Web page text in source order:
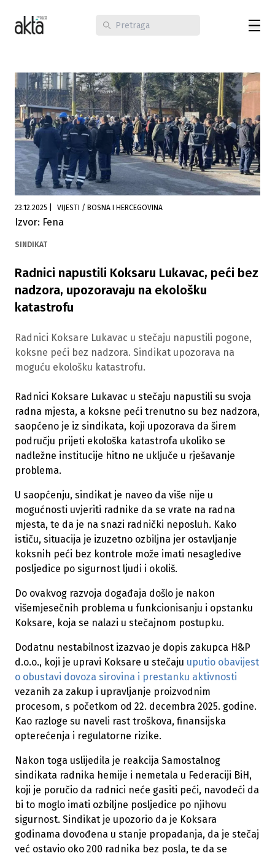
23.12.2025 VIJESTI / BOSNA I HERCEGOVINA
Izvor: Fena
SINDIKAT
Radnici napustili Koksaru Lukavac, peći bez
nadzora, upozoravaju na ekološku
katastrofu
Radnici Koksare Lukavac u stečaju napustili pogone,
koksne peći bez nadzora. Sindikat upozorava na
moguću ekološku katastrofu.
Radnici Koksare Lukavac u stečaju napustili su svoja
radna mjesta, a koksne peći trenutno su bez nadzora,
saopćeno je iz sindikata, koji upozorava da širem
području prijeti ekološka katastrofa ukoliko se
nadležne institucije hitno ne uključe u rješavanje
problema.
U saopćenju, sindikat je naveo da više nije u
mogućnosti uvjeriti radnike da se vrate na radna
mjesta, te da je na snazi radnički neposluh. Kako
ističu, situacija je izuzetno ozbiljna jer ostavljanje
koksnih peći bez kontrole može imati nesagledive
posljedice po sigurnost ljudi i okoliš.
Do ovakvog razvoja događaja došlo je nakon
višemjesečnih problema u funkcionisanju i opstanku
Koksare, koja se nalazi u stečajnom postupku.
Dodatnu nestabilnost izazvao je dopis zakupca H&P
d.o.o., koji je upravi Koksare u stečaju uputio obavijest
o obustavi dovoza sirovina i prestanku aktivnosti
vezanih za zakup i upravljanje proizvodnim
procesom, s početkom od 22. decembra 2025. godine.
Kao razloge su naveli rast troškova, finansijska
opterećenja i regulatorne rizike.
Nakon toga uslijedila je reakcija Samostalnog
sindikata radnika hemije i nemetala u Federaciji BiH,
koji je poručio da radnici neće gasiti peći, navodeći da
bi to moglo imati ozbiljne posljedice po njihovu
sigurnost. Sindikat je upozorio da je Koksara
godinama dovođena u stanje propadanja, da je stečaj
već ostavio oko 200 radnika bez posla, te da se